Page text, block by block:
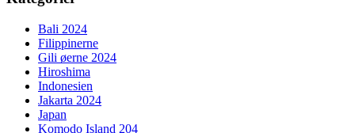
Bali 2024
Filippinerne
Gili øerne 2024
Hiroshima
Indonesien
Jakarta 2024
Japan
Komodo Island 204